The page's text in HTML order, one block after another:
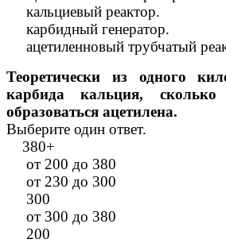
кальциевый реактор.
карбидный генератор.
ацетиленновый трубчатый
Теоретически из одного
карбида кальция,
образоваться ацетилена.
Выберите один ответ.
380+
от 200 до 380
от 230 до 300
300
от 300 до 380
200